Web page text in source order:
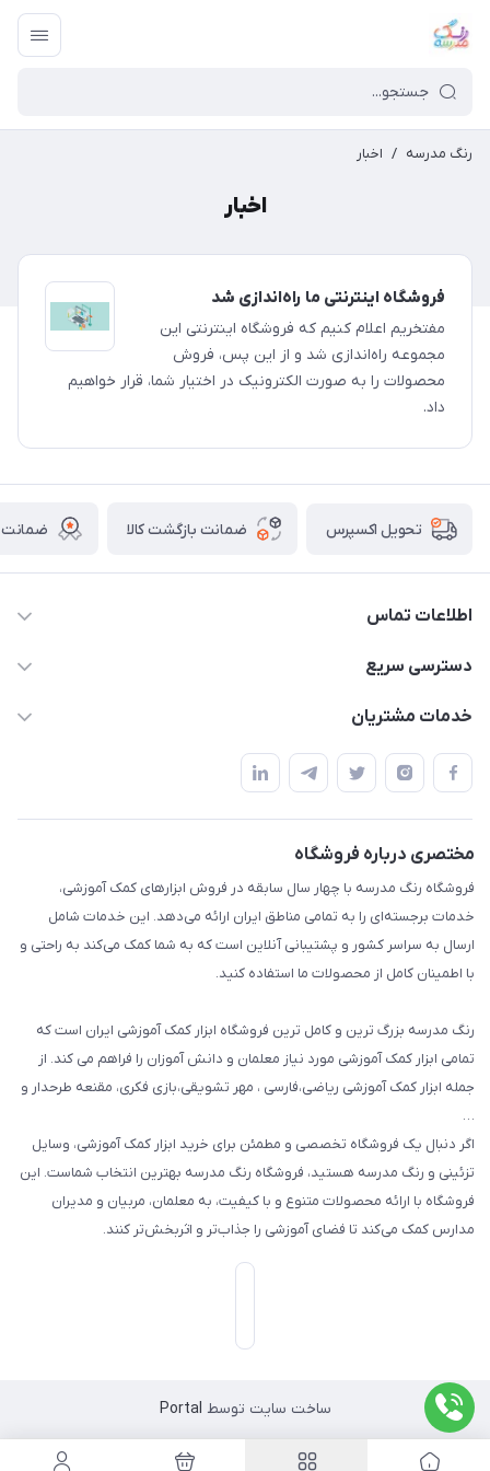
رنگ مدرسه / اخبار
اخبار
فروشگاه اینترنتی ما راه‌اندازی شد
مفتخریم اعلام کنیم که فروشگاه اینترنتی این
مجموعه راه‌اندازی شد و از این پس، فروش
محصولات را به صورت الکترونیک در اختیار شما، قرار خواهیم
داد.
تحویل اکسپرس ضمانت بازگشت کالا ضمانت
اطلاعات تماس
02136781755
دسترسی سریع
پلنر و دفتر
استایل معلم و دانش آموز
بازی و نمایش
تزئین کلاس
طرح های تشویقی
گیفت ها و جوایز
سایر محصولات
خدمات مشتریان
قوانین و مقررات
حریم خصوصی
مختصری درباره فروشگاه
فروشگاه رنگ مدرسه با چهار سال سابقه در فروش ابزارهای کمک آموزشی،
خدمات برجسته‌ای را به تمامی مناطق ایران ارائه می‌دهد. این خدمات شامل
ارسال به سراسر کشور و پشتیبانی آنلاین است که به شما کمک می‌کند به راحتی و
با اطمینان کامل از محصولات ما استفاده کنید.
رنگ مدرسه بزرگ ترین و کامل ترین فروشگاه ابزار کمک آموزشی ایران است که
تمامی ابزار کمک آموزشی مورد نیاز معلمان و دانش آموزان را فراهم می کند. از
جمله ابزار کمک آموزشی ریاضی،فارسی ، مهر تشویقی،بازی فکری، مقنعه طرحدار و
…
اگر دنبال یک فروشگاه تخصصی و مطمئن برای خرید ابزار کمک آموزشی، وسایل
تزئینی و رنگ مدرسه هستید، فروشگاه رنگ مدرسه بهترین انتخاب شماست. این
فروشگاه با ارائه محصولات متنوع و با کیفیت، به معلمان، مربیان و مدیران
مدارس کمک می‌کند تا فضای آموزشی را جذاب‌تر و اثربخش‌تر کنند.
ساخت سایت توسط Portal